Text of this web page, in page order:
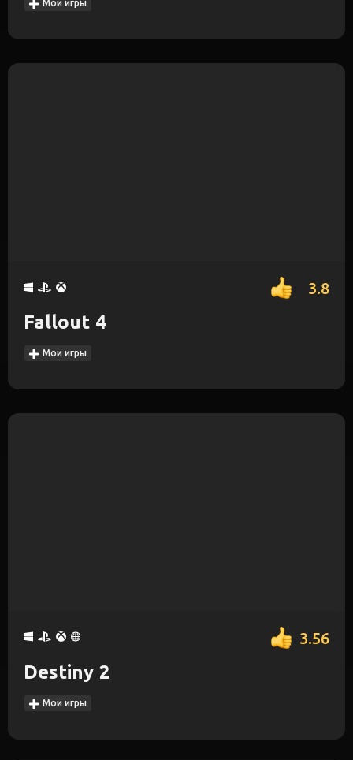
Мои игры
3.8
Fallout 4
Мои игры
3.56
Destiny 2
Мои игры